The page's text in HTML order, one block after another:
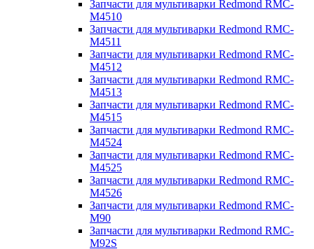
Запчасти для мультиварки Redmond RMC-
M4510
Запчасти для мультиварки Redmond RMC-
M4511
Запчасти для мультиварки Redmond RMC-
M4512
Запчасти для мультиварки Redmond RMC-
M4513
Запчасти для мультиварки Redmond RMC-
M4515
Запчасти для мультиварки Redmond RMC-
M4524
Запчасти для мультиварки Redmond RMC-
M4525
Запчасти для мультиварки Redmond RMC-
M4526
Запчасти для мультиварки Redmond RMC-
M90
Запчасти для мультиварки Redmond RMC-
M92S